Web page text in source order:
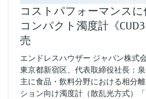
コストパフォーマンスに
コンパクト濁度計《
売
エンドレスハウザー ジャパン株式
東京都新宿区、代表取締役社長：泉
主に食品・飲料分野における相分
ション向け濁度計（散乱光方式）「